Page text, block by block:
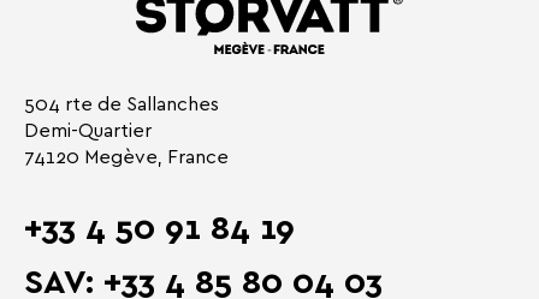
504 rte de Sallanches
Demi-Quartier
74120 Megève, France
+33 4 50 91 84 19
SAV: +33 4 85 80 04 03